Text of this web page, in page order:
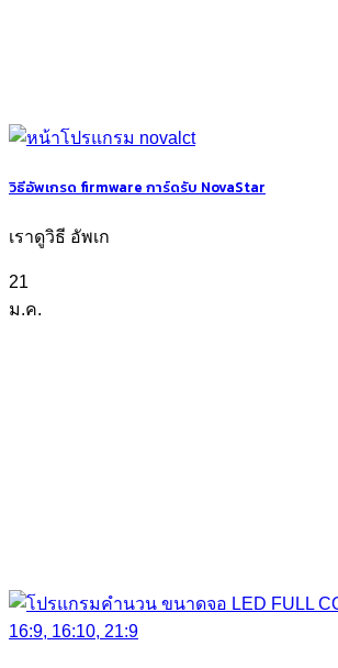
วิธีอัพเกรด firmware การ์ดรับ NovaStar
เราดูวิธี อัพเก
21
ม.ค.